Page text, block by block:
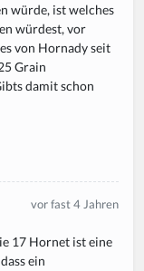
würde, ist welches
würdest, vor
von Hornady seit
Grain
damit schon
vor fast 4 Jahren
17 Hornet ist eine
ein